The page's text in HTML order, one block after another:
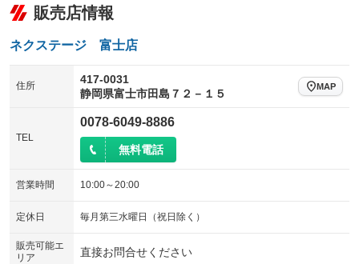
販売店情報
ネクステージ 富士店
住所
417-0031
静岡県富士市田島７２－１５
MAP
TEL
0078-6049-8886
無料電話
営業時間 10:00～20:00
定休日 毎月第三水曜日（祝日除く）
販売可能エ
リア
直接お問合せください